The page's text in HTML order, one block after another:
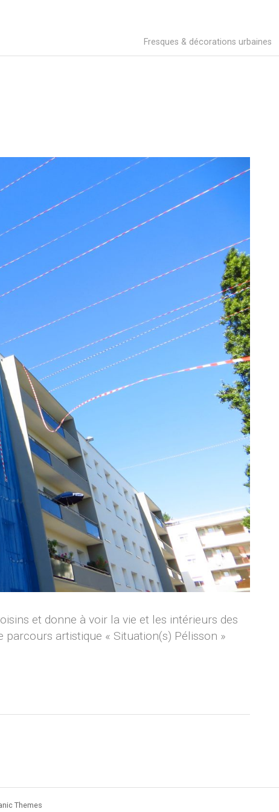
Fresques & décorations urbaines
et donne à voir la vie et les intérieurs des
artistique « Situation(s) Pélisson »
Themes